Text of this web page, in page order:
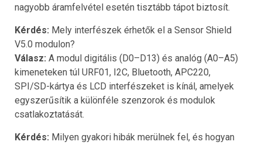
nagyobb áramfelvétel esetén tisztább tápot biztosít.
Kérdés: Mely interfészek érhetők el a Sensor Shield
V5.0 modulon?
Válasz: A modul digitális (D0–D13) és analóg (A0–A5)
kimeneteken túl URF01, I2C, Bluetooth, APC220,
SPI/SD-kártya és LCD interfészeket is kínál, amelyek
egyszerűsítik a különféle szenzorok és modulok
csatlakoztatását.
Kérdés: Milyen gyakori hibák merülnek fel, és hogyan